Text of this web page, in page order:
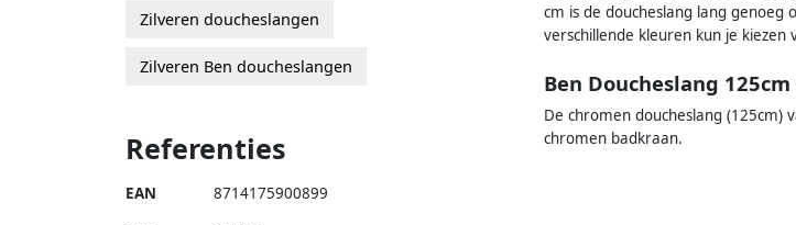
cm is de doucheslang lang
verschillende kleuren kun je
Ben Doucheslang
De chromen doucheslang
chromen badkraan.
Zilveren doucheslangen
Zilveren Ben doucheslangen
Referenties
EAN 8714175900899